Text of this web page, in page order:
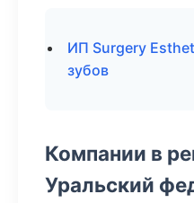
ИП Surgery
зубов
Компании в
Уральский